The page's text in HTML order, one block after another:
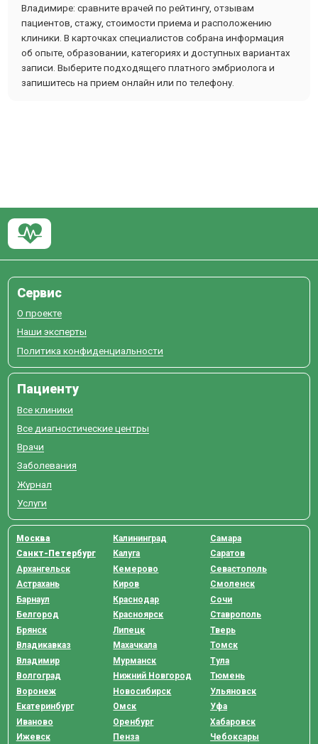
Владимире: сравните врачей по рейтингу, отзывам
пациентов, стажу, стоимости приема и расположению
клиники. В карточках специалистов собрана информация
об опыте, образовании, категориях и доступных вариантах
записи. Выберите подходящего платного эмбриолога и
запишитесь на прием онлайн или по телефону.
Сервис
О проекте
Наши эксперты
Политика конфиденциальности
Пациенту
Все клиники
Все диагностические центры
Врачи
Заболевания
Журнал
Услуги
Москва
Санкт-Петербург
Архангельск
Астрахань
Барнаул
Белгород
Брянск
Владикавказ
Владимир
Волгоград
Воронеж
Екатеринбург
Иваново
Ижевск
Калининград
Калуга
Кемерово
Киров
Краснодар
Красноярск
Липецк
Махачкала
Мурманск
Нижний Новгород
Новосибирск
Омск
Оренбург
Пенза
Самара
Саратов
Севастополь
Смоленск
Сочи
Ставрополь
Тверь
Томск
Тула
Тюмень
Ульяновск
Уфа
Хабаровск
Чебоксары